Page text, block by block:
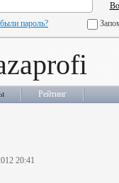
пароль?
Рейтинг
20:41